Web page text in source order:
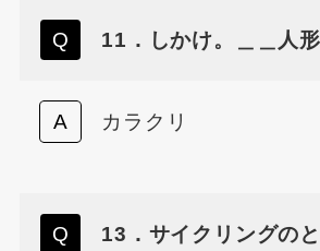
11．しかけ。＿＿人形
カラクリ
13．サイクリングの